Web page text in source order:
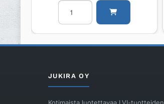
Lattiakaivon
kansi
PURUS
200
JUKIRA OY